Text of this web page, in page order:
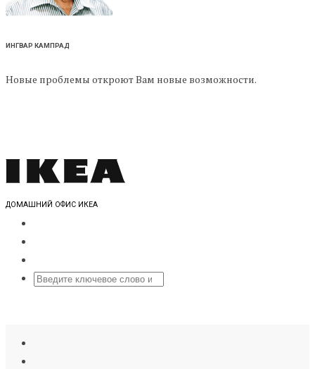
ИНГВАР КАМПРАД
Новые проблемы откроют Вам новые возможности.
ДОМАШНИЙ ОФИС ИКЕА